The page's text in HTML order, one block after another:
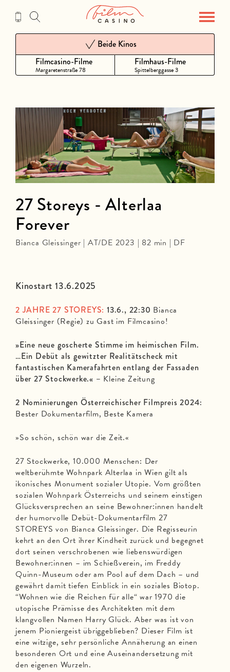
Inhalt
Filmcasino-Filme
Margaretenstraße 78
Beide Kinos
Filmhaus-Filme
Spittelberggasse 3
Kinostart 13.6.2025
2 JAHRE 27 STOREYS: 13.6., 22:30 Bianca
Gleissinger (Regie) zu Gast im Filmcasino!
»Eine neue goscherte Stimme im heimischen Film.
…Ein Debüt als gewitzter Realitätscheck mit
fantastischen Kamerafahrten entlang der Fassaden
über 27 Stockwerke.« – Kleine Zeitung
2 Nominierungen Österreichischer Filmpreis 2024:
Bester Dokumentarfilm, Beste Kamera
»So schön, schön war die Zeit.«
27 Stockwerke, 10.000 Menschen: Der
weltberühmte Wohnpark Alterlaa in Wien gilt als
ikonisches Monument sozialer Utopie. Vom größten
sozialen Wohnpark Österreichs und seinem einstigen
Glücksversprechen an seine Bewohner:innen handelt
der humorvolle Debüt-Dokumentarfilm 27
STOREYS von Bianca Gleissinger. Die Regisseurin
kehrt an den Ort ihrer Kindheit zurück und begegnet
dort seinen verschrobenen wie liebenswürdigen
Bewohner:innen – im Schießverein, im Freddy
Quinn-Museum oder am Pool auf dem Dach – und
gewährt damit tiefen Einblick in ein soziales Biotop.
“Wohnen wie die Reichen für alle“ war 1970 die
utopische Prämisse des Architekten mit dem
klangvollen Namen Harry Glück. Aber was ist von
jenem Pioniergeist übriggeblieben? Dieser Film ist
eine witzige, sehr persönliche Annäherung an einen
besonderen Ort und eine Auseinandersetzung mit
den eigenen Wurzeln.
27 Storeys - Alterlaa
Forever
Bianca Gleissinger | AT/DE 2023 | 82 min | DF